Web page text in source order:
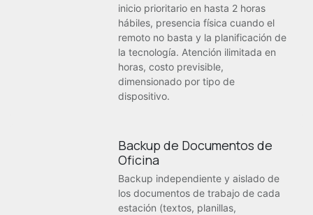
inicio prioritario en hasta 2 horas
hábiles, presencia física cuando el
remoto no basta y la planificación de
la tecnología. Atención ilimitada en
horas, costo previsible,
dimensionado por tipo de
dispositivo.
Backup de Documentos de
Oficina
Backup independiente y aislado de
los documentos de trabajo de cada
estación (textos, planillas,